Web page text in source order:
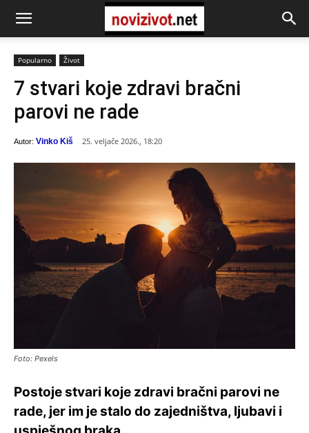
Popularno Život
7 stvari koje zdravi bračni
parovi ne rade
Autor: Vinko Kiš 25. veljače 2026., 18:20
Foto: Pexels
Postoje stvari koje zdravi bračni parovi ne
rade, jer im je stalo do zajedništva, ljubavi i